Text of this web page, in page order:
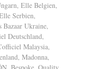
Elle Belgien,
Serbien,
Bazaar Ukraine,
Deutschland,
Malaysia,
Madonna,